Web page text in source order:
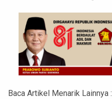
Baca Artikel Menarik Lainnya :